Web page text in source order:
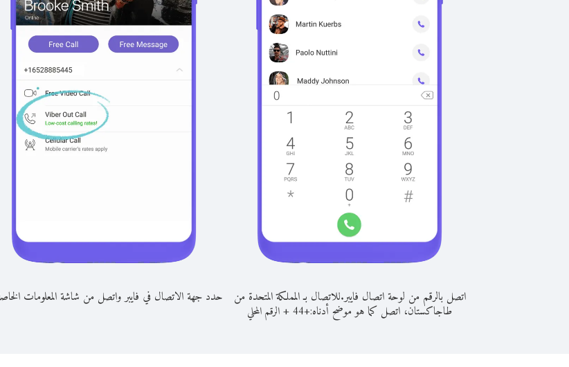
اتصل بالرقم من لوحة اتصال فايبر.للاتصال بـ المملكة المتحدة من
طاجاكستان، اتصل كما هو موضح أدناه:+
44
+الرقم المحلي
حدد جهة الاتصال في فايبر واتصل من شاشة المعلومات